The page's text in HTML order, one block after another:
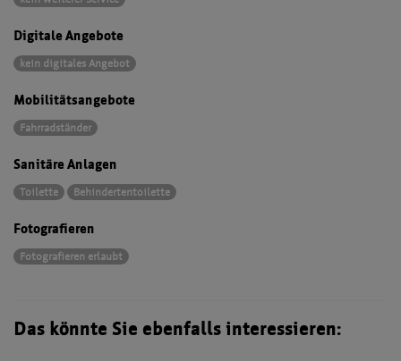
Digitale Angebote
kein digitales Angebot
Mobilitätsangebote
Fahrradständer
Sanitäre Anlagen
Toilette Behindertentoilette
Fotografieren
Fotografieren erlaubt
Das könnte Sie ebenfalls interessieren: